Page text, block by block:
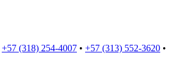
+57 (318) 254-4007 • +57 (313) 552-3620 •